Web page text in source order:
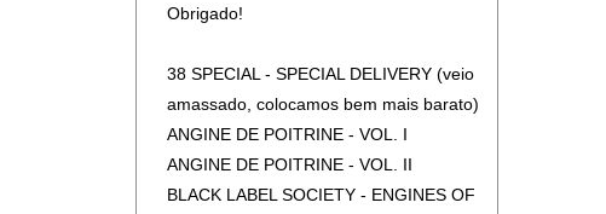
DORSAL ATLÂNTICA - SEARCHING FOR
EDU FALASCHI - MIRAJ (DIGIBOOK)
EDU FALASCHI - MIRAJ (SLIPCASE)
ENFORCER - NOSTALGIA EPICA -
DESIGN YOUR UNIVERSE
FLESHCRAWL - SOULSKINNER
Obrigado!
38 SPECIAL - SPECIAL DELIVERY (veio
amassado, colocamos bem mais barato)
ANGINE DE POITRINE - VOL. I
ANGINE DE POITRINE - VOL. II
BLACK LABEL SOCIETY - ENGINES OF